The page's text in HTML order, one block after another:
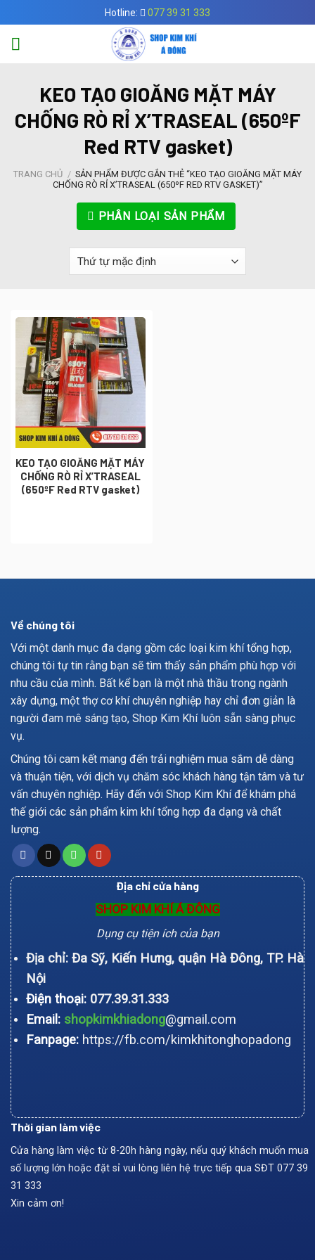
to
content
Hotline: 077 39 31 333
KEO TẠO GIOĂNG MẶT MÁY
CHỐNG RÒ RỈ X’TRASEAL (650ºF
Red RTV gasket)
TRANG CHỦ / SẢN PHẨM ĐƯỢC GẮN THẺ “KEO TẠO GIOĂNG MẶT MÁY
CHỐNG RÒ RỈ X’TRASEAL (650ºF RED RTV GASKET)”
PHÂN LOẠI SẢN PHẨM
KEO TẠO GIOĂNG MẶT MÁY
CHỐNG RÒ RỈ X’TRASEAL
(650ºF Red RTV gasket)
Về chúng tôi
Với một danh mục đa dạng gồm các loại kim khí tổng hợp,
chúng tôi tự tin rằng bạn sẽ tìm thấy sản phẩm phù hợp với
nhu cầu của mình. Bất kể bạn là một nhà thầu trong ngành
xây dựng, một thợ cơ khí chuyên nghiệp hay chỉ đơn giản là
người đam mê sáng tạo, Shop Kim Khí luôn sẵn sàng phục
vụ.
Chúng tôi cam kết mang đến trải nghiệm mua sắm dễ dàng
và thuận tiện, với dịch vụ chăm sóc khách hàng tận tâm và tư
vấn chuyên nghiệp. Hãy đến với Shop Kim Khí để khám phá
thế giới các sản phẩm kim khí tổng hợp đa dạng và chất
lượng.
Địa chỉ cửa hàng
SHOP KIM KHÍ Á ĐÔNG
Dụng cụ tiện ích của bạn
Địa chỉ: Đa Sỹ, Kiến Hưng, quận Hà Đông, TP. Hà
Nội
Điện thoại: 077.39.31.333
Email:shopkimkhiadong@gmail.com
Fanpage: https://fb.com/kimkhitonghopadong
Thời gian làm việc
Cửa hàng làm việc từ 8-20h hàng ngày, nếu quý khách muốn mua
số lượng lớn hoặc đặt sỉ vui lòng liên hệ trực tiếp qua SĐT 077 39
31 333
Xin cảm ơn!